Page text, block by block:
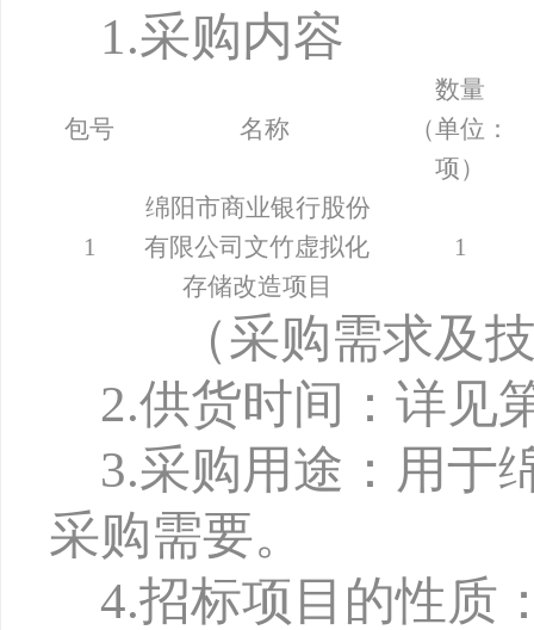
1.采购内容
包号 名称
数量
（单位：
项）
1
绵阳市商业银行股份
有限公司文竹虚拟化
存储改造项目
1
（采购需求及
2.供货时间：详见
3.采购用途：用于
采购需要。
4.招标项目的性质